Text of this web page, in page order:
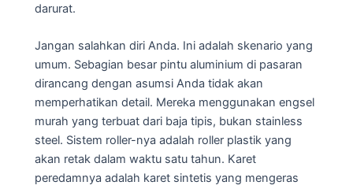
darurat.
Jangan salahkan diri Anda. Ini adalah skenario yang
umum. Sebagian besar pintu aluminium di pasaran
dirancang dengan asumsi Anda tidak akan
memperhatikan detail. Mereka menggunakan engsel
murah yang terbuat dari baja tipis, bukan stainless
steel. Sistem roller-nya adalah roller plastik yang
akan retak dalam waktu satu tahun. Karet
peredamnya adalah karet sintetis yang mengeras